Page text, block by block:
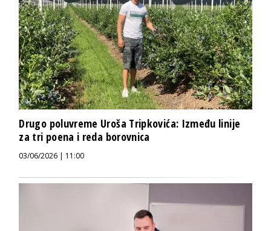
Drugo poluvreme Uroša Tripkovića: Između linije
za tri poena i reda borovnica
03/06/2026 | 11:00